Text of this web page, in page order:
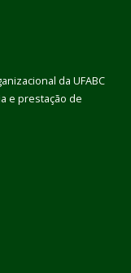
da UFABC
e prestação de